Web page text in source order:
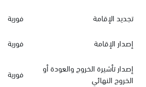
تجديد الإقامة
فورية
إصدار الإقامة
فورية
إصدار تأشيرة الخروج والعودة أو
الخروج النهائي
فورية